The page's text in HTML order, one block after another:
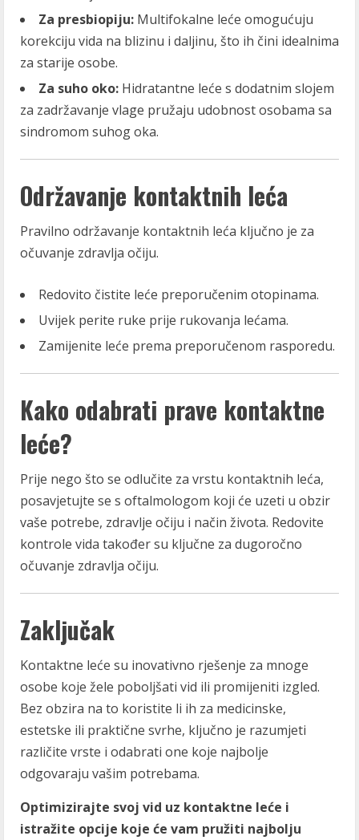
Za presbiopiju: Multifokalne leće omogućuju
korekciju vida na blizinu i daljinu, što ih čini idealnima
za starije osobe.
Za suho oko: Hidratantne leće s dodatnim slojem
za zadržavanje vlage pružaju udobnost osobama sa
sindromom suhog oka.
Održavanje kontaktnih leća
Pravilno održavanje kontaktnih leća ključno je za
očuvanje zdravlja očiju.
Redovito čistite leće preporučenim otopinama.
Uvijek perite ruke prije rukovanja lećama.
Zamijenite leće prema preporučenom rasporedu.
Kako odabrati prave kontaktne
leće?
Prije nego što se odlučite za vrstu kontaktnih leća,
posavjetujte se s oftalmologom koji će uzeti u obzir
vaše potrebe, zdravlje očiju i način života. Redovite
kontrole vida također su ključne za dugoročno
očuvanje zdravlja očiju.
Zaključak
Kontaktne leće su inovativno rješenje za mnoge
osobe koje žele poboljšati vid ili promijeniti izgled.
Bez obzira na to koristite li ih za medicinske,
estetske ili praktične svrhe, ključno je razumjeti
različite vrste i odabrati one koje najbolje
odgovaraju vašim potrebama.
Optimizirajte svoj vid uz kontaktne leće i
istražite opcije koje će vam pružiti najbolju